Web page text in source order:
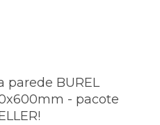
parede BUREL
- pacote